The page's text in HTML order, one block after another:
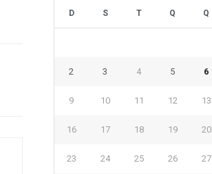
D S T Q Q
2 3 4 5 6
9 10 11 12 13
16 17 18 19 20
23 24 25 26 27